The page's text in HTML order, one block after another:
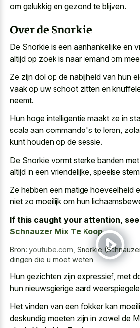
om gelukkig en gezond te blijven.
Over de Snorkie
De Snorkie is een aanhankelijke en
altijd op zoek is naar iemand om
Ze zijn dol op de nabijheid van hun
vaak op uw schoot zitten en
neemt.
Hun hoge intelligentie maakt ze in
scala aan commando's te leren,
kunt houden op de sessie.
De Snorkie vormt sterke banden
altijd in een vriendelijke, speelse
Ze hebben een matige hoeveelheid
niet zo moeilijk om hun
If this caught your attention,
Schnauzer Mix Te Koop
Bron: youtube.com Snorkie
dingen die u moet weten
Hun gezichten zijn expressief, met
hun nieuwsgierige aard
Het vinden van een fokker kan
deskundig moeten zijn in zowel de